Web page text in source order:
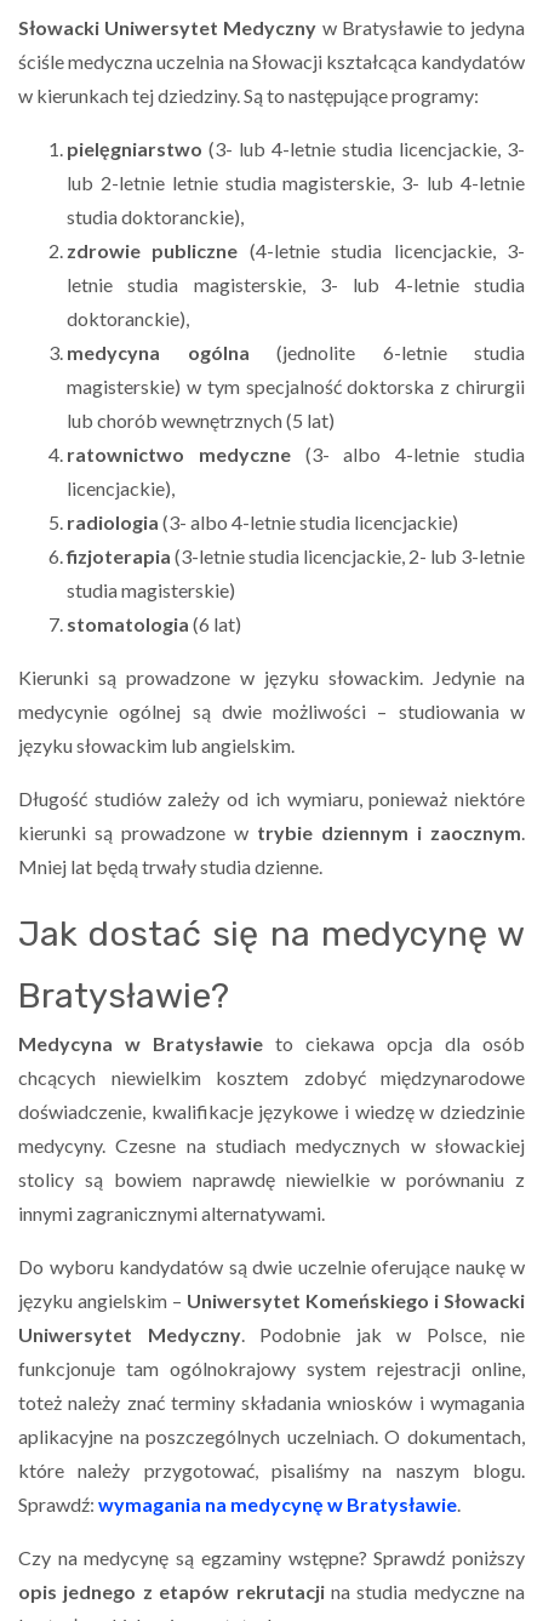
Słowacki Uniwersytet Medyczny w Bratysławie to jedyna
ściśle medyczna uczelnia na Słowacji kształcąca kandydatów
w kierunkach tej dziedziny. Są to następujące programy:
pielęgniarstwo (3- lub 4-letnie studia licencjackie, 3-
lub 2-letnie letnie studia magisterskie, 3- lub 4-letnie
studia doktoranckie),
zdrowie publiczne (4-letnie studia licencjackie, 3-
letnie studia magisterskie, 3- lub 4-letnie studia
doktoranckie),
medycyna ogólna (jednolite 6-letnie studia
magisterskie) w tym specjalność doktorska z chirurgii
lub chorób wewnętrznych (5 lat)
ratownictwo medyczne (3- albo 4-letnie studia
licencjackie),
radiologia (3- albo 4-letnie studia licencjackie)
fizjoterapia (3-letnie studia licencjackie, 2- lub 3-letnie
studia magisterskie)
stomatologia (6 lat)
Kierunki są prowadzone w języku słowackim. Jedynie na
medycynie ogólnej są dwie możliwości – studiowania w
języku słowackim lub angielskim.
Długość studiów zależy od ich wymiaru, ponieważ niektóre
kierunki są prowadzone w trybie dziennym i zaocznym.
Mniej lat będą trwały studia dzienne.
Jak dostać się na medycynę w
Bratysławie?
Medycyna w Bratysławie to ciekawa opcja dla osób
chcących niewielkim kosztem zdobyć międzynarodowe
doświadczenie, kwalifikacje językowe i wiedzę w dziedzinie
medycyny. Czesne na studiach medycznych w słowackiej
stolicy są bowiem naprawdę niewielkie w porównaniu z
innymi zagranicznymi alternatywami.
Do wyboru kandydatów są dwie uczelnie oferujące naukę w
języku angielskim – Uniwersytet Komeńskiego i Słowacki
Uniwersytet Medyczny. Podobnie jak w Polsce, nie
funkcjonuje tam ogólnokrajowy system rejestracji online,
toteż należy znać terminy składania wniosków i wymagania
aplikacyjne na poszczególnych uczelniach. O dokumentach,
które należy przygotować, pisaliśmy na naszym blogu.
Sprawdź: wymagania na medycynę w Bratysławie.
Czy na medycynę są egzaminy wstępne? Sprawdź poniższy
opis jednego z etapów rekrutacji na studia medyczne na